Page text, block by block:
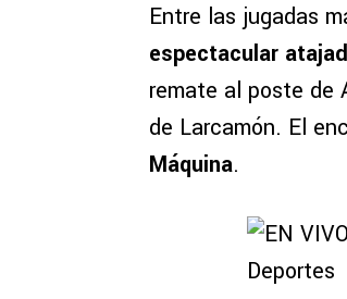
Entre las jugadas
espectacular
remate al poste de
de Larcamón. El
Máquina.